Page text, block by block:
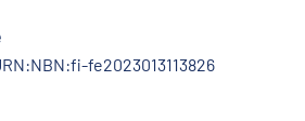
fe2023013113826